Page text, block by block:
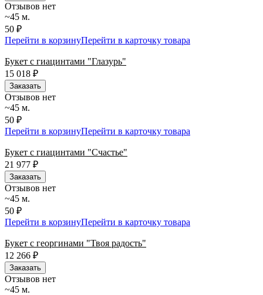
Отзывов нет
~45 м.
50 ₽
Перейти в корзинуПерейти в карточку товара
Букет с гиацинтами "Глазурь"
15 018 ₽
Заказать
Отзывов нет
~45 м.
50 ₽
Перейти в корзинуПерейти в карточку товара
Букет с гиацинтами "Счастье"
21 977 ₽
Заказать
Отзывов нет
~45 м.
50 ₽
Перейти в корзинуПерейти в карточку товара
Букет с георгинами "Твоя радость"
12 266 ₽
Заказать
Отзывов нет
~45 м.